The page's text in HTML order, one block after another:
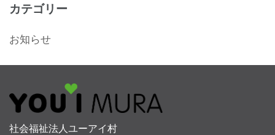
カテゴリー
お知らせ
社会福祉法人ユーアイ村